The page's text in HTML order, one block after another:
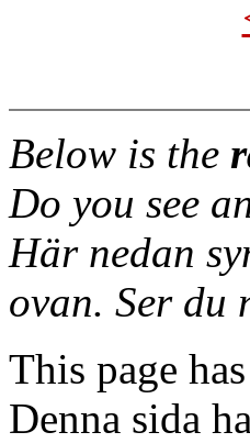
Below is the
Do you see
Här nedan
ovan. Ser du
This page
Denna sida